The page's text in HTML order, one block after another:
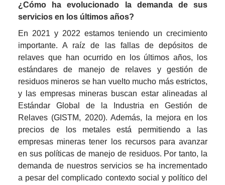
¿Cómo ha evolucionado la demanda de sus
servicios en los últimos años?
En 2021 y 2022 estamos teniendo un crecimiento
importante. A raíz de las fallas de depósitos de
relaves que han ocurrido en los últimos años, los
estándares de manejo de relaves y gestión de
residuos mineros se han vuelto mucho más estrictos,
y las empresas mineras buscan estar alineadas al
Estándar Global de la Industria en Gestión de
Relaves (GISTM, 2020). Además, la mejora en los
precios de los metales está permitiendo a las
empresas mineras tener los recursos para avanzar
en sus políticas de manejo de residuos. Por tanto, la
demanda de nuestros servicios se ha incrementado
a pesar del complicado contexto social y político del